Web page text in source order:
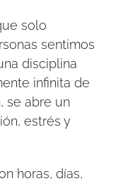
solo
sentimos
disciplina
infinita de
se abre un
estrés y
horas, días,